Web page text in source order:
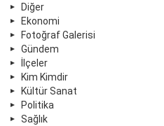
Diğer
Ekonomi
Fotoğraf Galerisi
Gündem
İlçeler
Kim Kimdir
Kültür Sanat
Politika
Sağlık